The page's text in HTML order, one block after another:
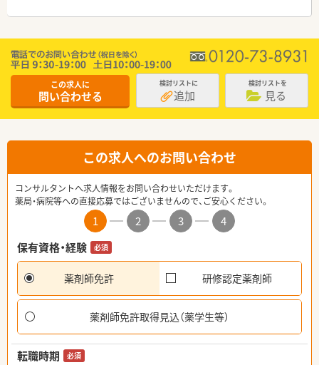
この求人に
問い合わせる
検討リストに
追加
検討リストを
見る
この求人へのお問い合わせ
コンサルタントへ求人情報をお問い合わせいただけます。
薬局・病院等への直接応募ではございませんので、ご安心ください。
1 2 3
4
保有資格・経験
必須
薬剤師免許 研修認定薬剤師
薬剤師免許取得見込（薬学生等）
転職時期 必須